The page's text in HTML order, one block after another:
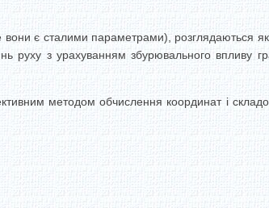
вони є сталими параметрами), розглядаються
руху з урахуванням збурювального впливу
методом обчислення координат і